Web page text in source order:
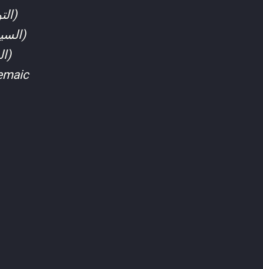
(التوابيت المصرية القديمة)
(السيستروم)
(الخات والشنديت)